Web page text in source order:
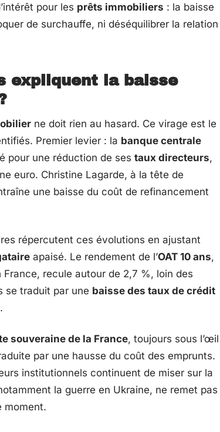
pour les prêts immobiliers : la baisse
de surchauffe, ni déséquilibrer la relation
expliquent la baisse
ne doit rien au hasard. Ce virage est le
Premier levier : la banque centrale
pour une réduction de ses taux directeurs,
euro. Christine Lagarde, à la tête de
une baisse du coût de refinancement
répercutent ces évolutions en ajustant
apaisé. Le rendement de l’OAT 10 ans,
recule autour de 2,7 %, loin des
se traduit par une baisse des taux de crédit
souveraine de la France, toujours sous l’œil
par une hausse du coût des emprunts.
institutionnels continuent de miser sur la
la guerre en Ukraine, ne remet pas
moment.